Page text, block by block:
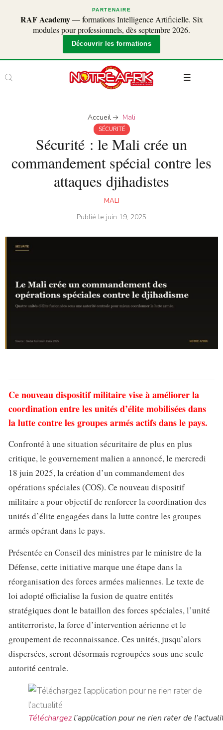
PARTENAIRE
RAF Academy— formations Intelligence Artificielle. Six
modules pour professionnels, dès septembre 2026.
Découvrir les formations
Accueil Mali
SÉCURITÉ
Sécurité : le Mali crée un
commandement spécial contre les
attaques djihadistes
MALI
Publié le juin 19, 2025
Ce nouveau dispositif militaire vise à améliorer la
coordination entre les unités d’élite mobilisées dans
la lutte contre les groupes armés actifs dans le pays.
Confronté à une situation sécuritaire de plus en plus
critique, le gouvernement malien a annoncé, le mercredi
18 juin 2025, la création d’un commandement des
opérations spéciales (COS). Ce nouveau dispositif
militaire a pour objectif de renforcer la coordination des
unités d’élite engagées dans la lutte contre les groupes
armés opérant dans le pays.
Présentée en Conseil des ministres par le ministre de la
Défense, cette initiative marque une étape dans la
réorganisation des forces armées maliennes. Le texte de
loi adopté officialise la fusion de quatre entités
stratégiques dont le bataillon des forces spéciales, l’unité
antiterroriste, la force d’intervention aérienne et le
groupement de reconnaissance. Ces unités, jusqu’alors
dispersées, seront désormais regroupées sous une seule
autorité centrale.
Téléchargezl’application pour ne rien rater de